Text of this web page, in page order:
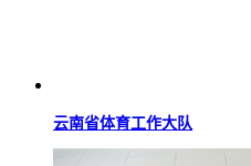
云南省体育工作大队